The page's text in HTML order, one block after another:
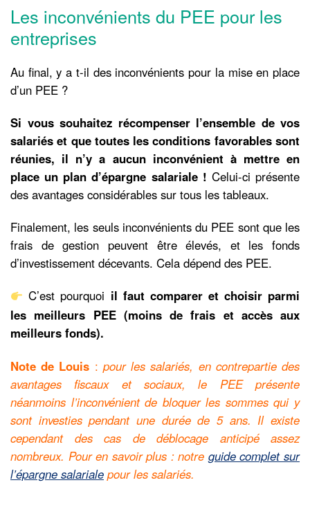
Les inconvénients du PEE pour les
entreprises
Au final, y a t-il des inconvénients pour la mise en place
d’un PEE ?
Si vous souhaitez récompenser l’ensemble de vos
salariés et que toutes les conditions favorables sont
réunies, il n’y a aucun inconvénient à mettre en
place un plan d’épargne salariale ! Celui-ci présente
des avantages considérables sur tous les tableaux.
Finalement, les seuls inconvénients du PEE sont que les
frais de gestion peuvent être élevés, et les fonds
d’investissement décevants. Cela dépend des PEE.
C’est pourquoi il faut comparer et choisir parmi
les meilleurs PEE (moins de frais et accès aux
meilleurs fonds).
Note de Louis : pour les salariés, en contrepartie des
avantages fiscaux et sociaux, le PEE présente
néanmoins l’inconvénient de bloquer les sommes qui y
sont investies pendant une durée de 5 ans. Il existe
cependant des cas de déblocage anticipé assez
nombreux. Pour en savoir plus : notre guide complet sur
l’épargne salariale pour les salariés.